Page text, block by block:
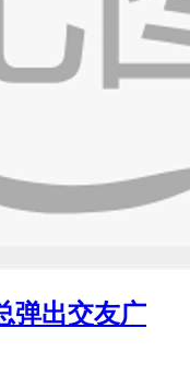
弹出交友广